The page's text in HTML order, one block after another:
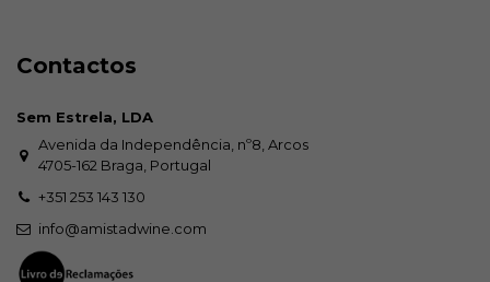
Contactos
Sem Estrela, LDA
Avenida da Independência, nº8, Arcos
4705-162 Braga, Portugal
+351 253 143 130
info@amistadwine.com